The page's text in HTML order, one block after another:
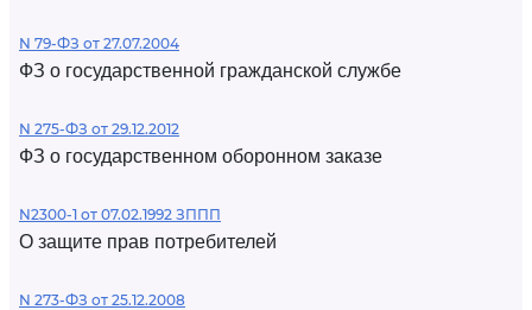
N 79-ФЗ от 27.07.2004
ФЗ о государственной гражданской службе
N 275-ФЗ от 29.12.2012
ФЗ о государственном оборонном заказе
N2300-1 от 07.02.1992 ЗППП
О защите прав потребителей
N 273-ФЗ от 25.12.2008